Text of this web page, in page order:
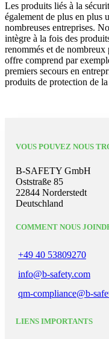
Les produits liés à la
également de plus en plus
nombreuses entreprises.
intègre à la fois des
renommés et de
offre comprend par
premiers secours en
produits de protection de la
VOUS POUVEZ NOUS
B-SAFETY GmbH
Oststraße 85
22844 Norderstedt
Deutschland
COMMENT NOUS
+49 40 53809270
info@b-safety.com
qm-compliance@b-
LIENS IMPORTANTS